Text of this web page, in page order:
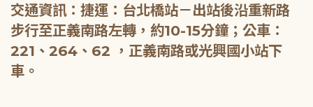
交通資訊：捷運：台北橋站－出站後沿重新路
步行至正義南路左轉，約10-15分鐘；公車：
221、264、62 ，正義南路或光興國小站下
車。